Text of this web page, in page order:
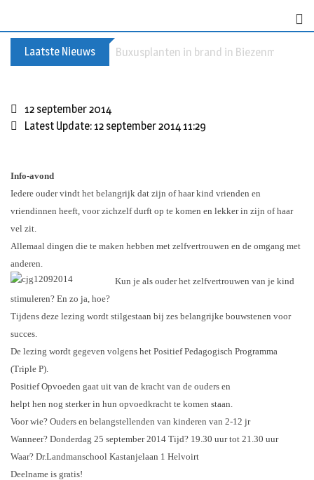
Laatste Nieuws Buxusplanten in brand in Biezenmortel,
12 september 2014
Latest Update: 12 september 2014 11:29
Info-avond
Iedere ouder vindt het belangrijk dat zijn of haar kind vrienden en
vriendinnen heeft, voor zichzelf durft op te komen en lekker in zijn of haar
vel zit.
Allemaal dingen die te maken hebben met zelfvertrouwen en de omgang met
anderen.
Kun je als ouder het zelfvertrouwen van je kind
stimuleren? En zo ja, hoe?
Tijdens deze lezing wordt stilgestaan bij zes belangrijke bouwstenen voor
succes.
De lezing wordt gegeven volgens het Positief Pedagogisch Programma
(Triple P).
Positief Opvoeden gaat uit van de kracht van de ouders en
helpt hen nog sterker in hun opvoedkracht te komen staan.
Voor wie? Ouders en belangstellenden van kinderen van 2-12 jr
Wanneer? Donderdag 25 september 2014 Tijd? 19.30 uur tot 21.30 uur
Waar? Dr.Landmanschool Kastanjelaan 1 Helvoirt
Deelname is gratis!